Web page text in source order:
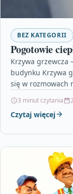
BEZ KATEGORII
Pogotowie
Krzywa grzewcza
budynku Krzywa
się w rozmowach
3 minut czytania
Czytaj więcej